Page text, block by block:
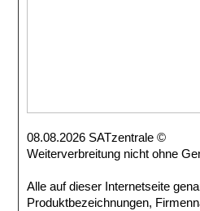
08.08.2026 SATzentrale ©
Weiterverbreitung nicht ohne
Alle auf dieser Internetseite
Produktbezeichnungen,